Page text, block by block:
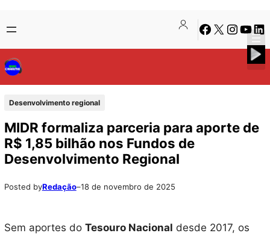
para
o
conteúdo
to
content
Facebook
X Instagram
Desenvolvimento regional
MIDR formaliza parceria para aporte de
R$ 1,85 bilhão nos Fundos de
Desenvolvimento Regional
Posted byRedação–18 de novembro de 2025
Sem aportes do Tesouro Nacional desde 2017, os